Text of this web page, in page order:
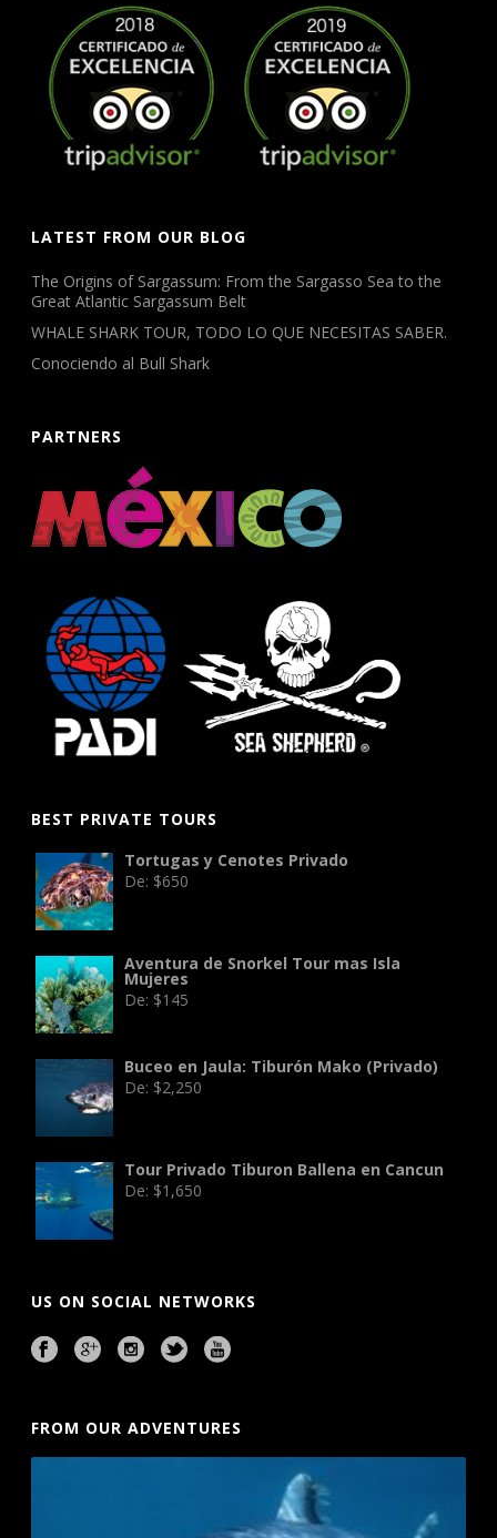
LATEST FROM OUR BLOG
The Origins of Sargassum: From the Sargasso Sea to the
Great Atlantic Sargassum Belt
WHALE SHARK TOUR, TODO LO QUE NECESITAS SABER.
Conociendo al Bull Shark
PARTNERS
BEST PRIVATE TOURS
Tortugas y Cenotes Privado
De: $650
Aventura de Snorkel Tour mas Isla
Mujeres
De: $145
Buceo en Jaula: Tiburón Mako (Privado)
De: $2,250
Tour Privado Tiburon Ballena en Cancun
De: $1,650
US ON SOCIAL NETWORKS
FROM OUR ADVENTURES